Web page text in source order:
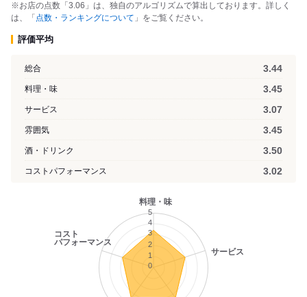
※お店の点数「3.06」は、独自のアルゴリズムで算出しております。詳しく
は、「 点数・ランキングについて 」をご覧ください。
評価平均
総合 3.44
料理・味 3.45
サービス 3.07
雰囲気 3.45
酒・ドリンク 3.50
コストパフォーマンス 3.02
0
1
2
3
4
5
料理・味
サービス
コスト
パフォーマンス